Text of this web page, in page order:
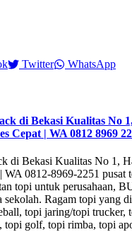
Twitter WhatsApp
di Bekasi Kualitas No
Cepat | WA 0812 8969
di Bekasi Kualitas No 1,
WA 0812-8969-2251 pusat
topi untuk perusahaan,
sekolah. Ragam topi yang
topi jaring/topi trucker,
topi golf, topi rimba, topi